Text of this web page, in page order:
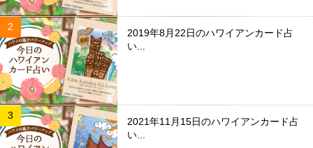
2019年8月22日のハワイアンカード占
い...
2021年11月15日のハワイアンカード占
い...